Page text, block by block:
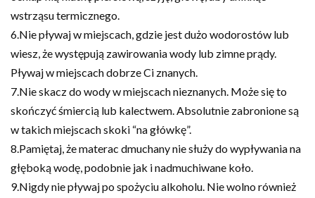
wstrząsu termicznego.
6.Nie pływaj w miejscach, gdzie jest dużo wodorostów lub
wiesz, że występują zawirowania wody lub zimne prądy.
Pływaj w miejscach dobrze Ci znanych.
7.Nie skacz do wody w miejscach nieznanych. Może się to
skończyć śmiercią lub kalectwem. Absolutnie zabronione są
w takich miejscach skoki “na główkę”.
8.Pamiętaj, że materac dmuchany nie służy do wypływania na
głęboką wodę, podobnie jak i nadmuchiwane koło.
9.Nigdy nie pływaj po spożyciu alkoholu. Nie wolno również